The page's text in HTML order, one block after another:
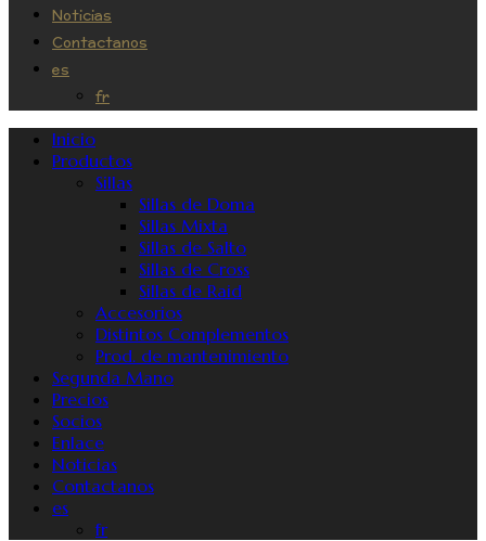
Noticias
Contactanos
es
fr
Inicio
Productos
Sillas
Sillas de Doma
Sillas Mixta
Sillas de Salto
Sillas de Cross
Sillas de Raid
Accesorios
Distintos Complementos
Prod. de mantenimiento
Segunda Mano
Precios
Socios
Enlace
Noticias
Contactanos
es
fr